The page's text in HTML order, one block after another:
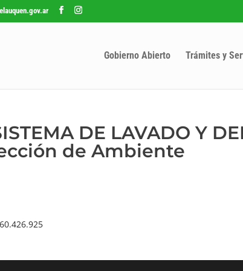
Gobierno Abierto Trámites y
DE LAVADO Y
de Ambiente